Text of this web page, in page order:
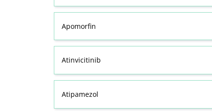
Apomorfin
Atinvicitinib
Atipamezol